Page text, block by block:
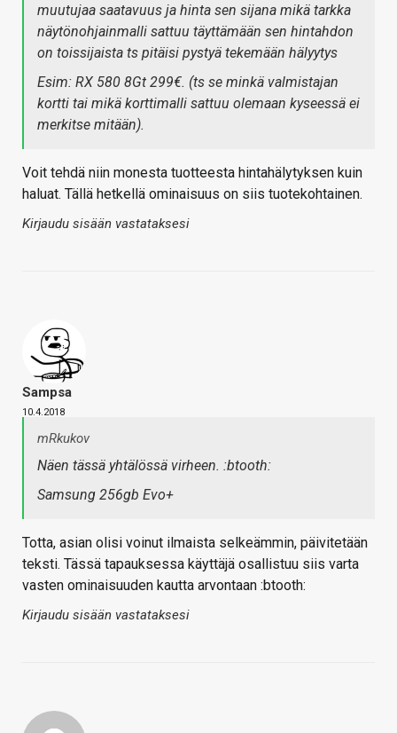
muutujaa saatavuus ja hinta sen sijana mikä tarkka
näytönohjainmalli sattuu täyttämään sen hintahdon
on toissijaista ts pitäisi pystyä tekemään hälyytys
Esim: RX 580 8Gt 299€. (ts se minkä valmistajan
kortti tai mikä korttimalli sattuu olemaan kyseessä ei
merkitse mitään).
Voit tehdä niin monesta tuotteesta hintahälytyksen kuin
haluat. Tällä hetkellä ominaisuus on siis tuotekohtainen.
Kirjaudu sisään vastataksesi
Sampsa
10.4.2018
mRkukov
Näen tässä yhtälössä virheen. :btooth:
Samsung 256gb Evo+
Totta, asian olisi voinut ilmaista selkeämmin, päivitetään
teksti. Tässä tapauksessa käyttäjä osallistuu siis varta
vasten ominaisuuden kautta arvontaan :btooth:
Kirjaudu sisään vastataksesi